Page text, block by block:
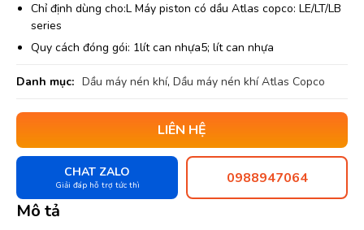
Chỉ định dùng cho:L Máy piston có dầu Atlas copco: LE/LT/LB
series
Quy cách đóng gói: 1lít can nhựa5; lít can nhựa
Danh mục: Dầu máy nén khí, Dầu máy nén khí Atlas Copco
LIÊN HỆ
CHAT ZALO
Giải đáp hỗ trợ tức thì 0988947064
Mô tả